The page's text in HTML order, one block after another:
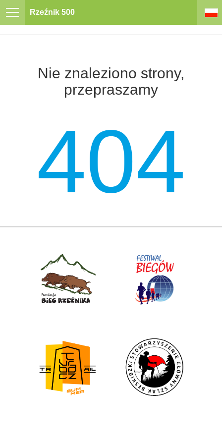
Rzeźnik 500
Nie znaleziono strony,
przepraszamy
404